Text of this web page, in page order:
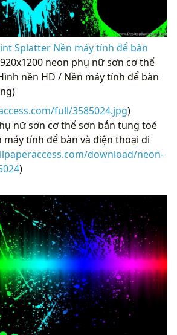
Splatter Nền máy tính để bàn
neon phụ nữ sơn cơ thể
nền HD / Nền máy tính để bàn
full/3585024.jpg)
nữ sơn cơ thể sơn bắn tung toé
máy tính để bàn và điện thoại di
download/neon-
)